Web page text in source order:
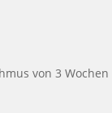
von 3 Wochen